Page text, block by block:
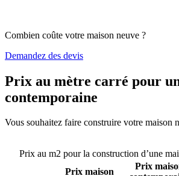
Combien coûte votre maison neuve ?
Demandez des devis
Prix au mètre carré pour
contemporaine
Vous souhaitez faire construire votre maison
Prix au m2 pour la construction d’une
Prix maison
Prix